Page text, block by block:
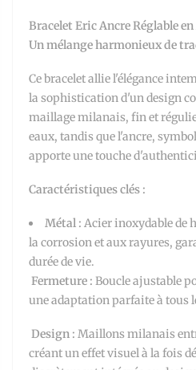
Bracelet Eric Ancre Réglable
Un mélange harmonieux de
Ce bracelet allie l'élégance
la sophistication d'un design
maillage milanais, fin et
eaux, tandis que l'ancre,
apporte une touche
Caractéristiques clés :
Métal : Acier inoxydable de
la corrosion et aux rayures,
durée de vie.
Fermeture : Boucle ajustable
une adaptation parfaite à tous
Design : Maillons milanais
créant un effet visuel à la fois